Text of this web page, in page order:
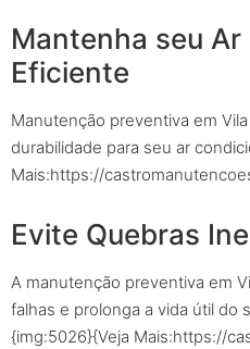
Mantenha seu
Eficiente
Manutenção preventiva em
durabilidade para seu ar
Mais:https://
Evite Quebras
A manutenção preventiva em
falhas e prolonga a vida útil do
{img:5026}{Veja Mais:https://